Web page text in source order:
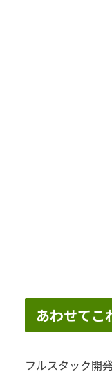
あわせてこ
フルスタック開